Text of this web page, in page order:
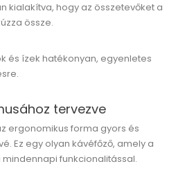
kialakítva, hogy az összetevőket a
össze.
és ízek hatékonyan, egyenletes
tervezve
ergonomikus forma gyors és
Ez egy olyan kávéfőző, amely a
funkcionalitással.